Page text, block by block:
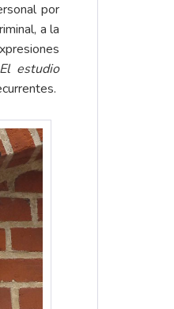
por
a la
El estudio